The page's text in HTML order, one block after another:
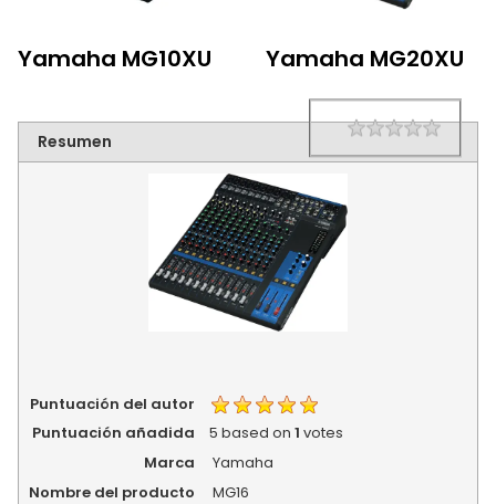
Yamaha MG10XU Yamaha MG20XU
Resumen Rating 1 star
2
3
4
5
Puntuación del autor
Puntuación añadida
5 based on1 votes
Marca
Yamaha
Nombre del producto
MG16